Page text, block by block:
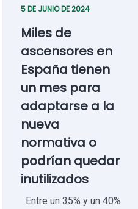
5 DE JUNIO DE 2024
Miles de
ascensores en
España tienen
un mes para
adaptarse a la
nueva
normativa o
podrían quedar
inutilizados
Entre un 35% y un 40%